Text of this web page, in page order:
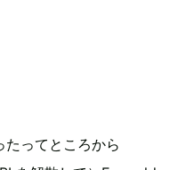
たってところから